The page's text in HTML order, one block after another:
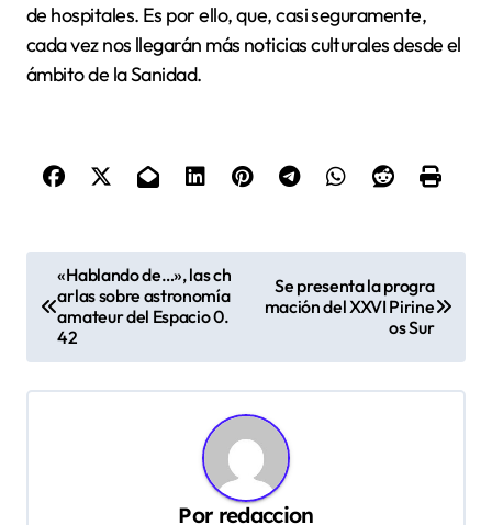
de hospitales. Es por ello, que, casi seguramente,
cada vez nos llegarán más noticias culturales desde el
ámbito de la Sanidad.
a
«Hablando de…», las ch
arlas sobre astronomía
amateur del Espacio 0.
42
Se presenta la progra
mación del XXVI Pirine
os Sur
Por redaccion